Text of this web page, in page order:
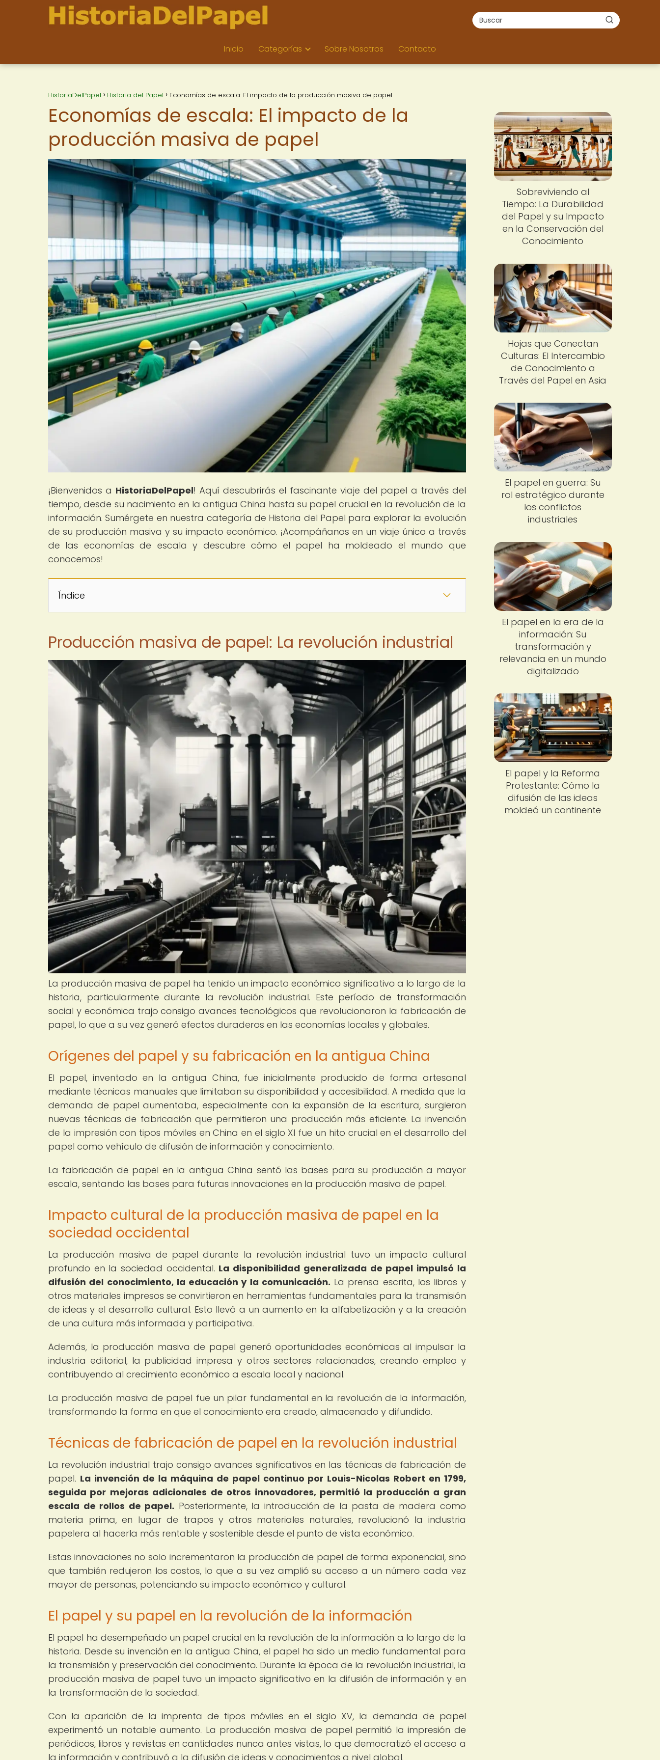
Inicio Categorías Sobre Nosotros Contacto
HistoriaDelPapel Historia del Papel Economías de escala: El impacto de la producción masiva de papel
Economías de escala: El impacto de la
producción masiva de papel
¡Bienvenidos a HistoriaDelPapel! Aquí descubrirás el fascinante viaje del papel a través del
tiempo, desde su nacimiento en la antigua China hasta su papel crucial en la revolución de la
información. Sumérgete en nuestra categoría de Historia del Papel para explorar la evolución
de su producción masiva y su impacto económico. ¡Acompáñanos en un viaje único a través
de las economías de escala y descubre cómo el papel ha moldeado el mundo que
conocemos!
Índice
Producción masiva de papel: La revolución industrial
La producción masiva de papel ha tenido un impacto económico significativo a lo largo de la
historia, particularmente durante la revolución industrial. Este período de transformación
social y económica trajo consigo avances tecnológicos que revolucionaron la fabricación de
papel, lo que a su vez generó efectos duraderos en las economías locales y globales.
Orígenes del papel y su fabricación en la antigua China
El papel, inventado en la antigua China, fue inicialmente producido de forma artesanal
mediante técnicas manuales que limitaban su disponibilidad y accesibilidad. A medida que la
demanda de papel aumentaba, especialmente con la expansión de la escritura, surgieron
nuevas técnicas de fabricación que permitieron una producción más eficiente. La invención
de la impresión con tipos móviles en China en el siglo XI fue un hito crucial en el desarrollo del
papel como vehículo de difusión de información y conocimiento.
La fabricación de papel en la antigua China sentó las bases para su producción a mayor
escala, sentando las bases para futuras innovaciones en la producción masiva de papel.
Impacto cultural de la producción masiva de papel en la
sociedad occidental
La producción masiva de papel durante la revolución industrial tuvo un impacto cultural
profundo en la sociedad occidental. La disponibilidad generalizada de papel impulsó la
difusión del conocimiento, la educación y la comunicación. La prensa escrita, los libros y
otros materiales impresos se convirtieron en herramientas fundamentales para la transmisión
de ideas y el desarrollo cultural. Esto llevó a un aumento en la alfabetización y a la creación
de una cultura más informada y participativa.
Además, la producción masiva de papel generó oportunidades económicas al impulsar la
industria editorial, la publicidad impresa y otros sectores relacionados, creando empleo y
contribuyendo al crecimiento económico a escala local y nacional.
La producción masiva de papel fue un pilar fundamental en la revolución de la información,
transformando la forma en que el conocimiento era creado, almacenado y difundido.
Técnicas de fabricación de papel en la revolución industrial
La revolución industrial trajo consigo avances significativos en las técnicas de fabricación de
papel. La invención de la máquina de papel continuo por Louis-Nicolas Robert en 1799,
seguida por mejoras adicionales de otros innovadores, permitió la producción a gran
escala de rollos de papel. Posteriormente, la introducción de la pasta de madera como
materia prima, en lugar de trapos y otros materiales naturales, revolucionó la industria
papelera al hacerla más rentable y sostenible desde el punto de vista económico.
Estas innovaciones no solo incrementaron la producción de papel de forma exponencial, sino
que también redujeron los costos, lo que a su vez amplió su acceso a un número cada vez
mayor de personas, potenciando su impacto económico y cultural.
El papel y su papel en la revolución de la información
El papel ha desempeñado un papel crucial en la revolución de la información a lo largo de la
historia. Desde su invención en la antigua China, el papel ha sido un medio fundamental para
la transmisión y preservación del conocimiento. Durante la época de la revolución industrial, la
producción masiva de papel tuvo un impacto significativo en la difusión de información y en
la transformación de la sociedad.
Con la aparición de la imprenta de tipos móviles en el siglo XV, la demanda de papel
experimentó un notable aumento. La producción masiva de papel permitió la impresión de
periódicos, libros y revistas en cantidades nunca antes vistas, lo que democratizó el acceso a
la información y contribuyó a la difusión de ideas y conocimientos a nivel global.
Sobreviviendo al
Tiempo: La Durabilidad
del Papel y su Impacto
en la Conservación del
Conocimiento
Hojas que Conectan
Culturas: El Intercambio
de Conocimiento a
Través del Papel en Asia
El papel en guerra: Su
rol estratégico durante
los conflictos
industriales
El papel en la era de la
información: Su
transformación y
relevancia en un mundo
digitalizado
El papel y la Reforma
Protestante: Cómo la
difusión de las ideas
moldeó un continente